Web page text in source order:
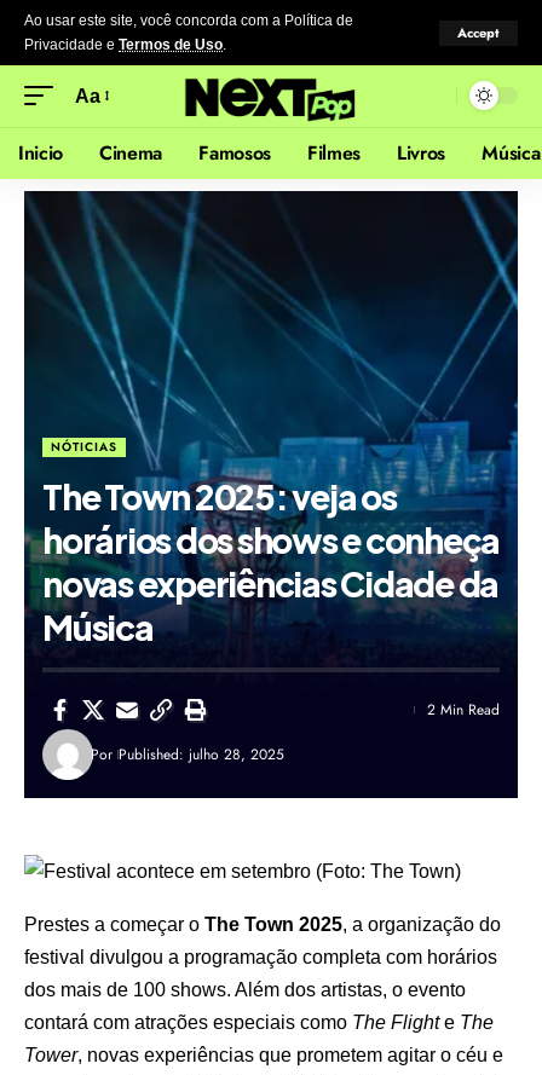
Ao usar este site, você concorda com a Política de
Privacidade e Termos de Uso.
Accept
Aa
Inicio Cinema Famosos Filmes Livros Música
NÓTICIAS
The Town 2025: veja os
horários dos shows e conheça
novas experiências Cidade da
Música
Por Published: julho 28, 2025
2 Min Read
Prestes a começar o The Town 2025, a organização do
festival divulgou a programação completa com horários
dos mais de 100 shows. Além dos artistas, o evento
contará com atrações especiais como The Flighte The
Tower, novas experiências que prometem agitar o céu e